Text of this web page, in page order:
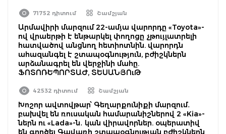
71752 դիտում Շամշյան
Արմավիրի մարզում 22-ամյա վարորդը «Toyota»-
ով վրաերթի է ենթարկել փողոցը չթույլատրելի
հատվածով անցնող հետիոտնին. վարորդն
ահազանգել է շտապօգնություն, բժիշկներն
արձանագրել են վերջինի մահը.
ՖՈՏՈՌԵՊՈՐՏԱԺ, ՏԵՍԱՆՅՈւԹ
42532 դիտում Շամշյան
Խոշոր ավտովթար՝ Գեղարքունիքի մարզում․
բախվել են ռուսական համարանիշներով 2 «Kia»-
ներն ու «Lada»-ն․ կան վիրավորներ. օպերատիվ
են գործել Գավառի շտապօգնության բժիշկներն